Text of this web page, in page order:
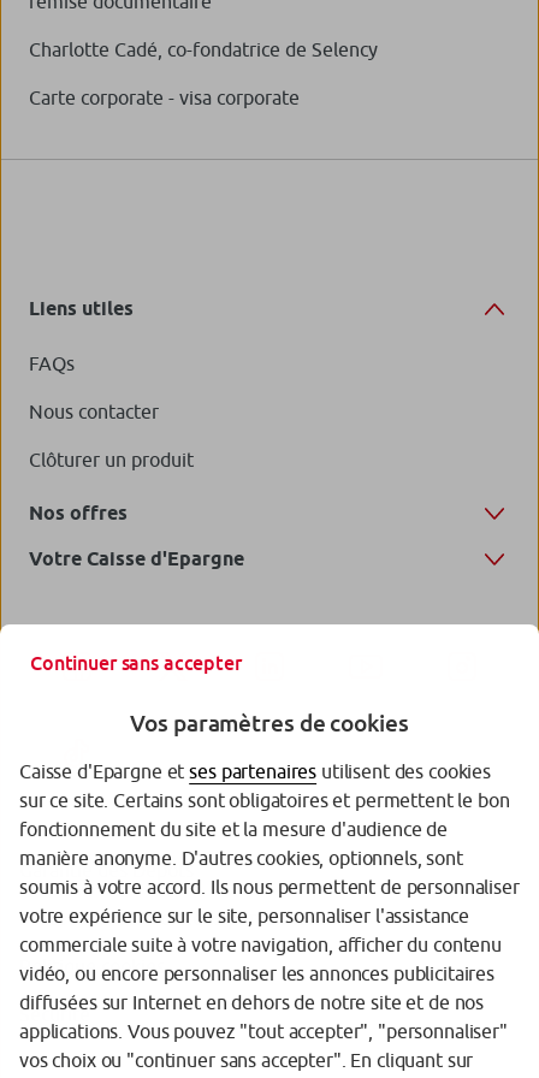
Rencontre avec Valérie
inventé
tous
d’une startup innovante
CEO de 2spark
Entreprises
Secret d’entrepreneurs
Les Trophées des Futures
Licornes
Charlotte Cadé, co-fondatrice de Selency
Carte corporate - visa corporate
Liens utiles
FAQs
Nous contacter
Clôturer un produit
Nos offres
Votre Caisse d'Epargne
Garantie des Dépôts
Protection des données personnelles
Politique cookies
Sécurité
Tarifs
Continuer sans accepter
Vos paramètres de cookies
Caisse d'Epargne etses partenaires utilisent des cookies
sur ce site. Certains sont obligatoires et permettent le bon
fonctionnement du site et la mesure d'audience de
manière anonyme. D'autres cookies, optionnels, sont
soumis à votre accord. Ils nous permettent de personnaliser
votre expérience sur le site, personnaliser l'assistance
commerciale suite à votre navigation, afficher du contenu
vidéo, ou encore personnaliser les annonces publicitaires
diffusées sur Internet en dehors de notre site et de nos
applications. Vous pouvez "tout accepter", "personnaliser"
vos choix ou "continuer sans accepter". En cliquant sur